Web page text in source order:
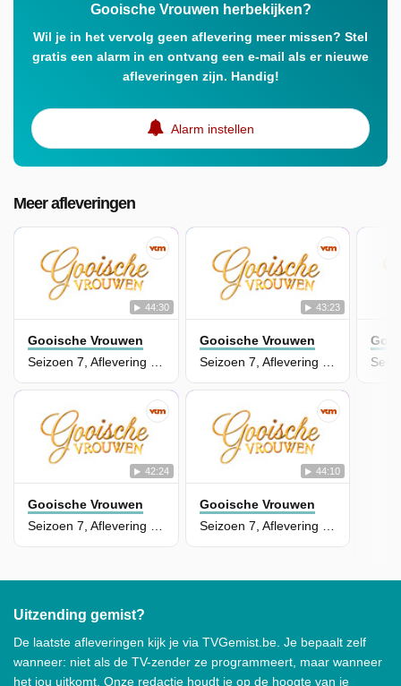
Gooische Vrouwen herbekijken?
Wil je in het vervolg geen aflevering meer missen? Stel
gratis een alarm in en ontvang een e-mail als er nieuwe
afleveringen zijn. Handig!
Alarm instellen
Meer afleveringen
44:30
Gooische Vrouwen
Seizoen 7, Aflevering 8 - Episode 8
43:23
Gooische Vrouwen
Seizoen 7, Aflevering 7 - Episode 7
42:24
Gooische Vrouwen
44:10
Gooische Vrouwen
Uitzending gemist?
De laatste afleveringen kijk je via TVGemist.be. Je bepaalt zelf
wanneer: niet als de TV-zender ze programmeert, maar wanneer
het jou uitkomt. Onze redactie houdt je op de hoogte van je